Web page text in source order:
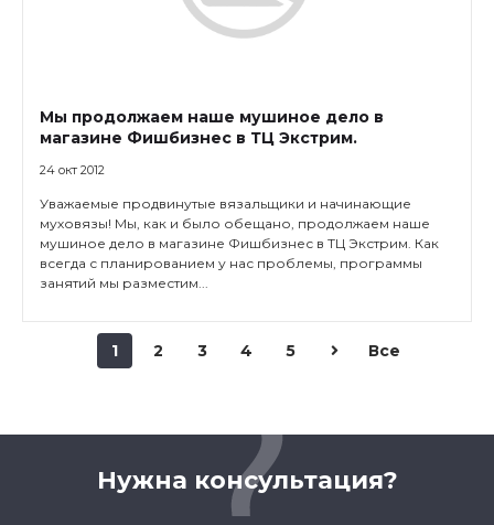
Мы продолжаем наше мушиное дело в
магазине Фишбизнес в ТЦ Экстрим.
24 окт 2012
Уважаемые продвинутые вязальщики и начинающие
муховязы! Мы, как и было обещано, продолжаем наше
мушиное дело в магазине Фишбизнес в ТЦ Экстрим. Как
всегда с планированием у нас проблемы, программы
занятий мы разместим...
1 2 3 4 5 Все
Нужна консультация?